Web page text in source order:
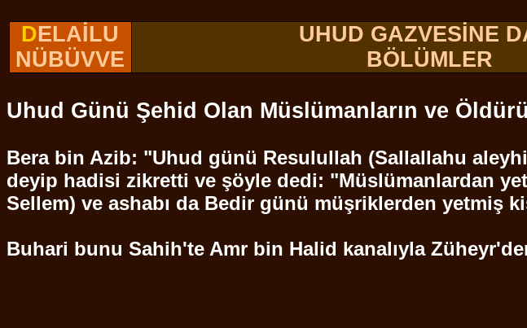
DELAİLU
NÜBÜVVE
UHUD GAZVESİNE
BÖLÜMLER
Uhud Günü Şehid Olan Müslümanların ve
Bera bin Azib: "Uhud günü Resulullah (Sallallahu
deyip hadisi zikretti ve şöyle dedi: "Müslümanlardan
Sellem) ve ashabı da Bedir günü müşriklerden yetmiş
Buhari bunu Sahih'te Amr bin Halid kanalıyla